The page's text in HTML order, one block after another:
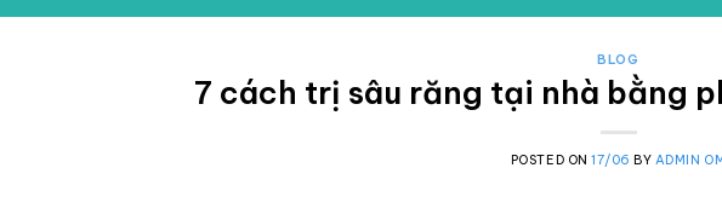
BLOG
7 cách trị sâu răng tại nhà bằng
POSTED ON17/06 BY ADMIN